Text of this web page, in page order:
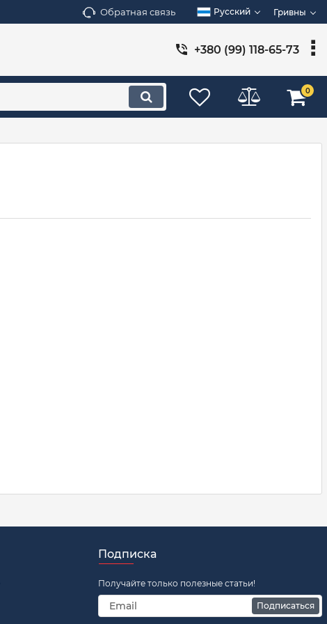
Обратная связь Русский Гривны
+380 (99) 118-65-73
0
Подписка
Получайте только полезные статьи!
Подписаться